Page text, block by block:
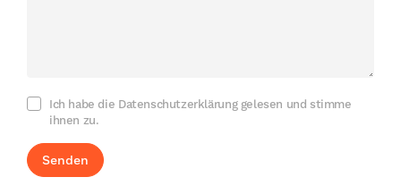
Ich habe die Datenschutzerklärung gelesen und stimme
ihnen zu.
Senden